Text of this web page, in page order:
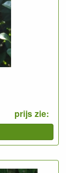
prijs zie: